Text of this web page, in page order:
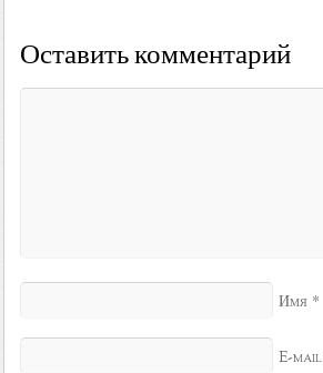
Оставить комментарий
Имя *
E-mail